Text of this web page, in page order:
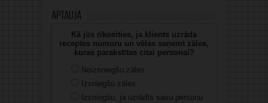
Aptauja
Kā jūs rīkosities, ja klients uzrāda
receptes numuru un vēlas saņemt zāles,
kuras parakstītas citai personai?
Neizsniegšu zāles.
Izsniegšu zāles.
Izsniegšu, ja uzrādīs savu personu